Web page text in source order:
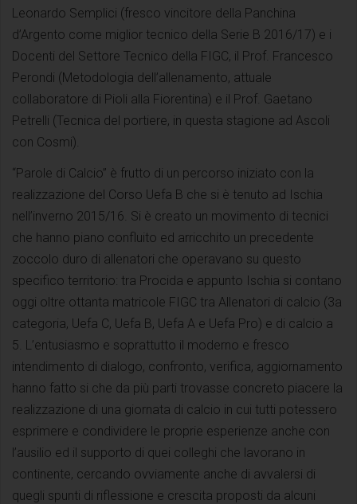
Leonardo Semplici (fresco vincitore della Panchina
d’Argento come miglior tecnico della Serie B 2016/17) e i
Docenti del Settore Tecnico della FIGC, il Prof. Francesco
Perondi (Metodologia dell’allenamento, attuale
collaboratore di Pioli alla Fiorentina) e il Prof. Gaetano
Petrelli (Tecnica del portiere, in questa stagione ad Ascoli
con Cosmi).
“Parole di Calcio” è frutto di un percorso iniziato con la
realizzazione del Corso Uefa B che si è tenuto ad Ischia
nell’inverno 2015/16. Si è creato un movimento di tecnici
che hanno piano confluito ed arricchito un precedente
zoccolo duro di allenatori che operavano su questo
specifico territorio: tra Procida e appunto Ischia si contano
oggi oltre ottanta matricole FIGC tra Allenatori di calcio (3a
categoria, Uefa C, Uefa B, Uefa A e Uefa Pro) e di calcio a
5. L’entusiasmo e soprattutto il moderno e fresco
intendimento di dialogo, confronto, verifica, aggiornamento
hanno fatto si che da più parti trovasse concreto piacere la
realizzazione di una giornata di calcio in cui tutti potessero
esprimere e condividere le proprie esperienze anche con
l’ausilio ed il supporto di quei colleghi che lavorano in
continente, cercando ovviamente anche di avvalersi di
quegli spunti di riflessione e crescita proposti da alcuni